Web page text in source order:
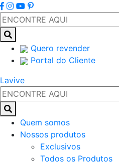
Quero revender
Portal do Cliente
Lavive
Quem somos
Nossos produtos
Exclusivos
Todos os Produtos